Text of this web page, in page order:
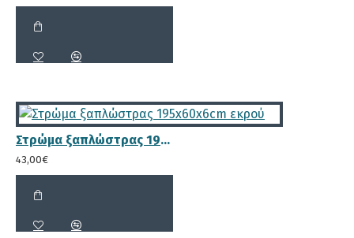
Στρώμα ξαπλώστρας 195x60x6cm εκρού
43,00€